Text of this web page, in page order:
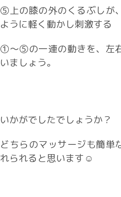
⑤上の膝の外のくるぶしが
ように軽く動かし刺激する
①～⑤の一連の動きを、左
いましょう。
いかがでしたでしょうか？
どちらのマッサージも簡単
れられると思います☺